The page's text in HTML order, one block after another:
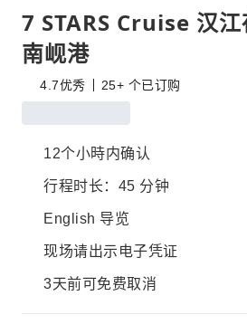
7 STARS Cruise 汉
南岘港
4.7优秀 25+ 个已订购
12个小時内确认
行程时长：45 分钟
English 导览
现场请出示电子凭证
3天前可免费取消